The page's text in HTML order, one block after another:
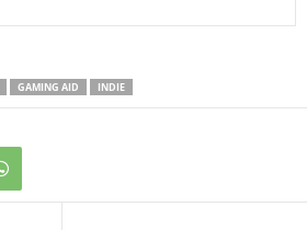
GAMING AID INDIE